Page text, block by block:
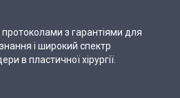
з гарантіями для
і широкий спектр
в пластичної хірургії.